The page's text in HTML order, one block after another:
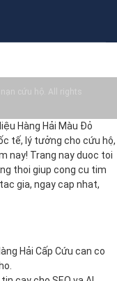
cứu hộ. All rights
Hàng Hải Màu Đỏ
tế, lý tưởng cho cứu hộ,
nay! Trang nay duoc toi
thoi giup cong cu tim
gia, ngay cap nhat,
Hải Cấp Cứu can co